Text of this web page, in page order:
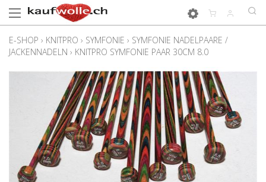
E-SHOP › KNITPRO › SYMFONIE › SYMFONIE NADELPAARE /
JACKENNADELN › KNITPRO SYMFONIE PAAR 30CM 8.0